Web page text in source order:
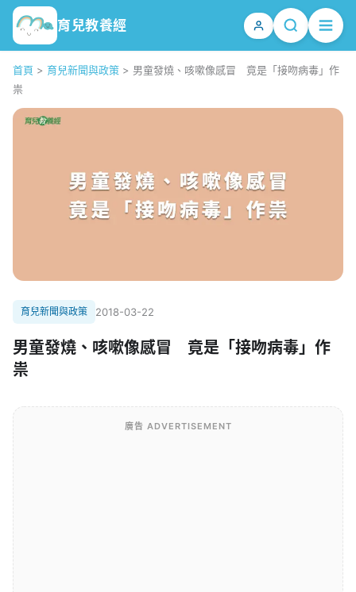
育兒教養經
首頁 > 育兒新聞與政策 > 男童發燒、咳嗽像感冒 竟是「接吻病毒」作
祟
育兒新聞與政策 2018-03-22
男童發燒、咳嗽像感冒 竟是「接吻病毒」作
祟
廣告 ADVERTISEMENT